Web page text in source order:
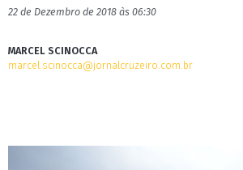
22 de Dezembro de 2018 às 06:30
MARCEL SCINOCCA
marcel.scinocca@jornalcruzeiro.com.br